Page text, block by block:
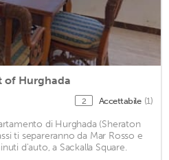
of Hurghada
2 Accettabile (1)
di Hurghada (Sheraton
ti separeranno da Mar Rosso e
d'auto, a Sackalla Square.